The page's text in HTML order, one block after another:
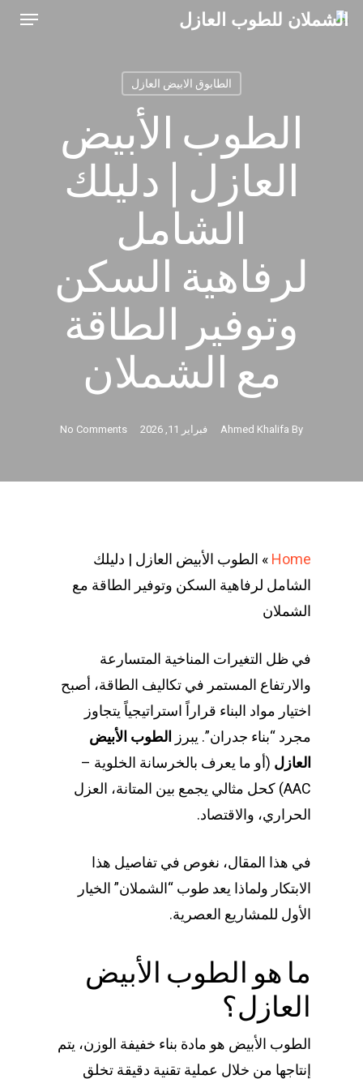
Skip
Menu
الطابوق الابيض العازل
الطوب الأبيض
العازل | دليلك
الشامل
لرفاهية السكن
وتوفير الطاقة
مع الشملان
By
Ahmed Khalifa فبراير 11, 2026 No Comments
Home
» الطوب الأبيض العازل | دليلك
الشامل لرفاهية السكن وتوفير الطاقة مع
الشملان
في ظل التغيرات المناخية المتسارعة
والارتفاع المستمر في تكاليف الطاقة، أصبح
اختيار مواد البناء قراراً استراتيجياً يتجاوز
مجرد “بناء جدران”. يبرز
الطوب الأبيض
العازل (أو ما يعرف بالخرسانة الخلوية –
AAC) كحل مثالي يجمع بين المتانة، العزل
الحراري، والاقتصاد.
في هذا المقال، نغوص في تفاصيل هذا
الابتكار ولماذا يعد طوب “الشملان” الخيار
الأول للمشاريع العصرية.
ما هو الطوب الأبيض
العازل؟
الطوب الأبيض هو مادة بناء خفيفة الوزن، يتم
إنتاجها من خلال عملية تقنية دقيقة تخلق